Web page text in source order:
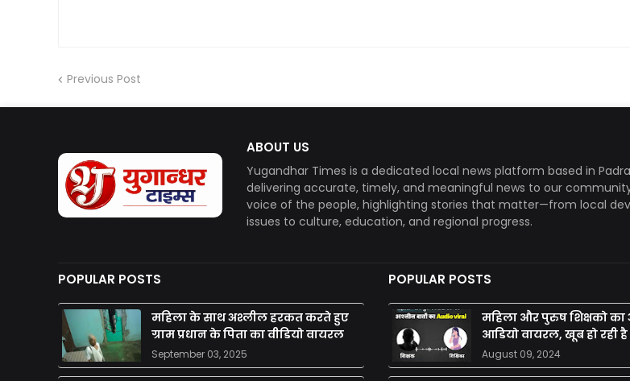
Previous Post
ABOUT US
Yugandhar Times is a dedicated local news platform based in
delivering accurate, timely, and meaningful news to our
voice of the people, highlighting stories that matter—from local
issues to culture, education, and regional progress.
POPULAR POSTS
महिला के साथ अश्लील हरकत करते हुए
ग्राम प्रधान के पिता का वीडियो वायरल
September 03, 2025
POPULAR POSTS
महिला और पुरुष शिक्षको
आडियो वायरल, खूब हो रही
August 09, 2024